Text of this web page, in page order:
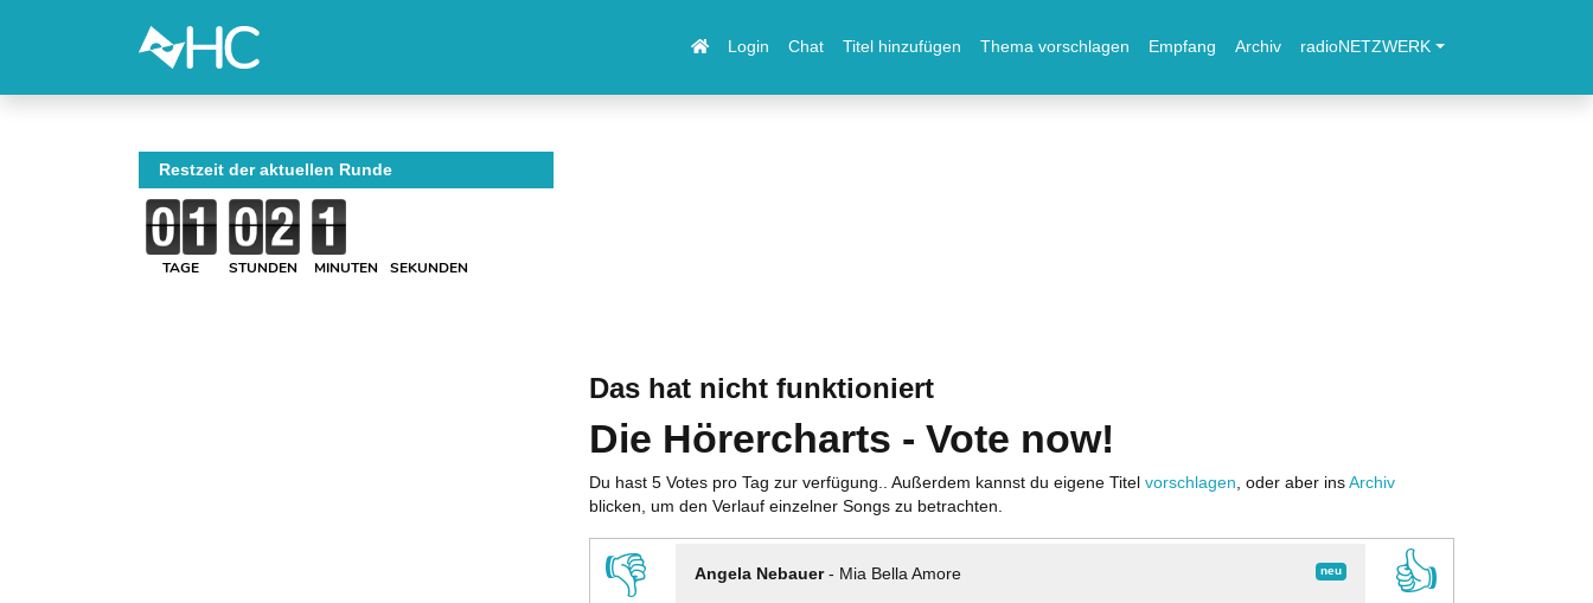
Login Chat Titel hinzufügen Thema vorschlagen Empfang Archiv radioNETZWERK
Das hat nicht funktioniert
Die Hörercharts - Vote now!
Du hast 5 Votes pro Tag zur verfügung.. Außerdem kannst du eigene Titel vorschlagen , oder aber ins Archiv
blicken, um den Verlauf einzelner Songs zu betrachten.
👎 neu
Angela Nebauer- Mia Bella Amore
👍
Restzeit der aktuellen Runde
TAGE STUNDEN MINUTEN SEKUNDEN